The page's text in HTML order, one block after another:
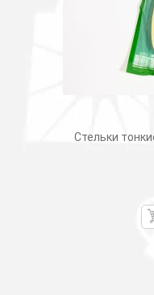
Стельки